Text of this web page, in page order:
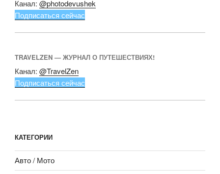
Канал: @photodevushek
Подписаться сейчас
TRAVELZEN — ЖУРНАЛ О ПУТЕШЕСТВИЯХ!
Канал: @TravelZen
Подписаться сейчас
КАТЕГОРИИ
Авто / Мото